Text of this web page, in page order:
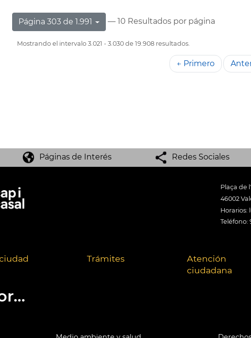
Página 303 de 1.991 — 10 Resultados por página
Mostrando el intervalo 3.021 - 3.030 de 19.908 resultados.
← Primero
Páginas de Interés Redes Sociales
Plaça de
46002
Horarios:
Teléfono:
Trámites
Atención
ciudadana